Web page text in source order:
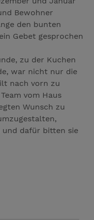
Bewohner
den bunten
Gebet gesprochen
zu der Kuchen
war nicht nur die
nach vorn zu
vom Haus
Wunsch zu
und dafür bitten sie